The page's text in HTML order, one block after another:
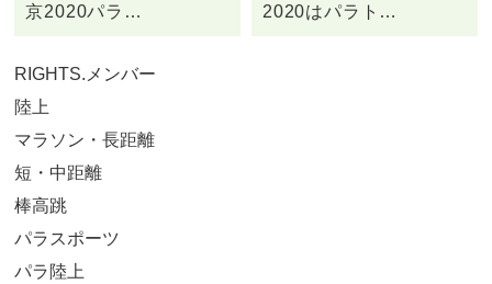
京2020パラ…
2020はパラト…
RIGHTS.メンバー
陸上
マラソン・長距離
短・中距離
棒高跳
パラスポーツ
パラ陸上